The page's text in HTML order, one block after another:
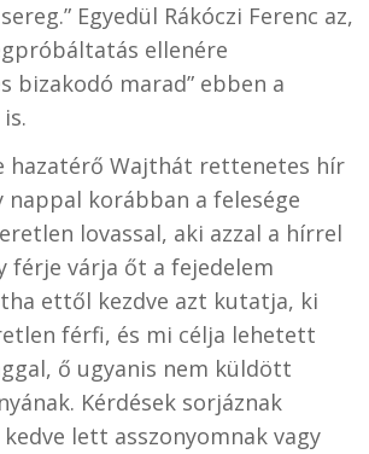
Egyedül Rákóczi Ferenc az,
ellenére
bizakodó marad” ebben a
hazatérő Wajthát rettenetes hír
nappal korábban a felesége
lovassal, aki azzal a hírrel
férje várja őt a fejedelem
ettől kezdve azt kutatja, ki
férfi, és mi célja lehetett
ő ugyanis nem küldött
Kérdések sorjáznak
lett asszonyomnak vagy